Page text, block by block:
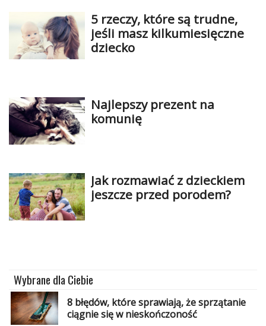
5 rzeczy, które są trudne,
jeśli masz kilkumiesięczne
dziecko
Najlepszy prezent na
komunię
Jak rozmawiać z dzieckiem
jeszcze przed porodem?
Wybrane dla Ciebie
8 błędów, które sprawiają, że sprzątanie
ciągnie się w nieskończoność